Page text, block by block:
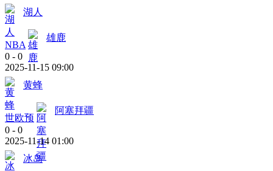
湖人
NBA
雄鹿
0 - 0
2025-11-15 09:00
黄蜂
世欧预
阿塞拜疆
0 - 0
2025-11-14 01:00
冰岛